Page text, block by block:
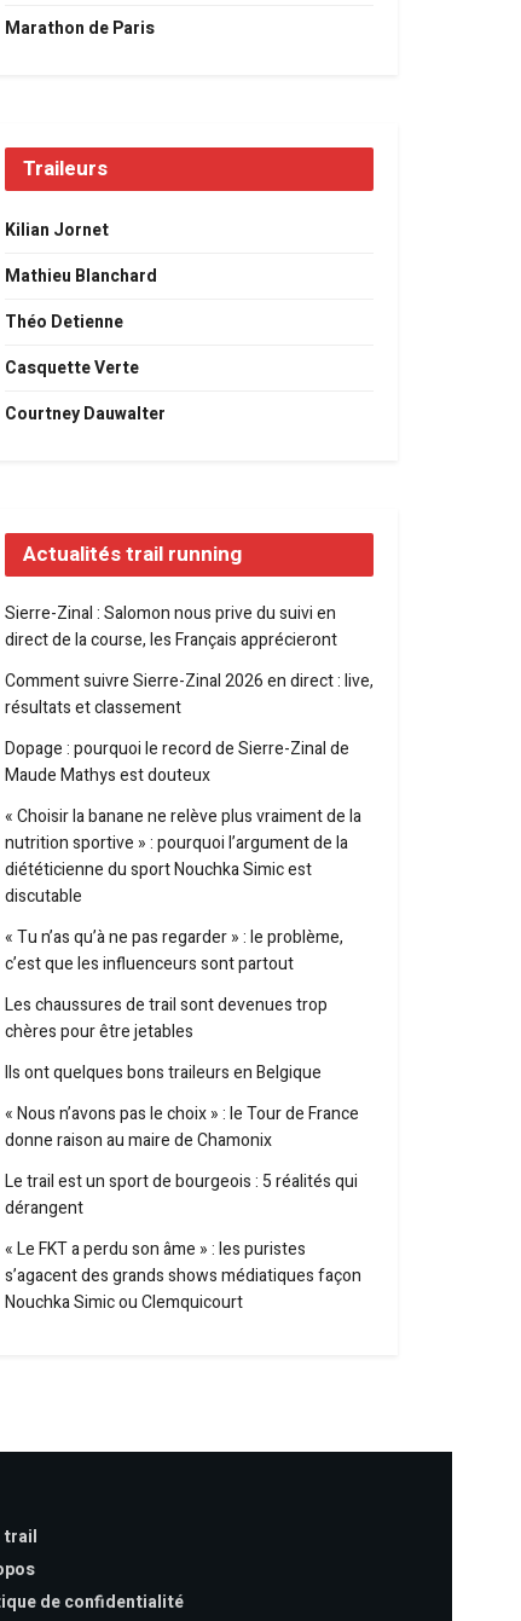
Marathon de Paris
Traileurs
Kilian Jornet
Mathieu Blanchard
Théo Detienne
Casquette Verte
Courtney Dauwalter
Actualités trail running
Sierre-Zinal : Salomon nous prive du suivi en
direct de la course, les Français apprécieront
Comment suivre Sierre-Zinal 2026 en direct : live,
résultats et classement
Dopage : pourquoi le record de Sierre-Zinal de
Maude Mathys est douteux
« Choisir la banane ne relève plus vraiment de la
nutrition sportive » : pourquoi l’argument de la
diététicienne du sport Nouchka Simic est
discutable
« Tu n’as qu’à ne pas regarder » : le problème,
c’est que les influenceurs sont partout
Les chaussures de trail sont devenues trop
chères pour être jetables
Ils ont quelques bons traileurs en Belgique
« Nous n’avons pas le choix » : le Tour de France
donne raison au maire de Chamonix
Le trail est un sport de bourgeois : 5 réalités qui
dérangent
« Le FKT a perdu son âme » : les puristes
s’agacent des grands shows médiatiques façon
Nouchka Simic ou Clemquicourt
trail
de confidentialité